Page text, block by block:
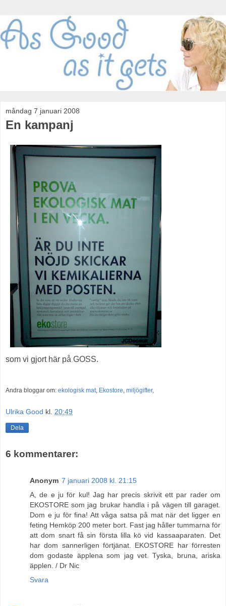
måndag 7 januari 2008
En kampanj
som vi gjort här på GOSS.
Andra bloggar om: ekologisk mat, Ekostore, miljögifter,
Ulrika Good kl. 20:49
Dela
6 kommentarer:
Anonym 7 januari 2008 kl. 21:15
A, de e ju för kul! Jag har precis skrivit ett par rader om
EKOSTORE som jag brukar handla i på vägen till garaget.
Dom e ju för fina! Att våga satsa på mat när det ligger en
feting Hemköp 200 meter bort. Fast jag håller tummarna för
att dom snart få sin första lilla kö vid kassaaparaten. Det
har dom sannerligen förtjänat. EKOSTORE har förresten
dom godaste äpplena som jag vet. Tyska, bruna, ariska
äpplen. / Dr Nic
Svara